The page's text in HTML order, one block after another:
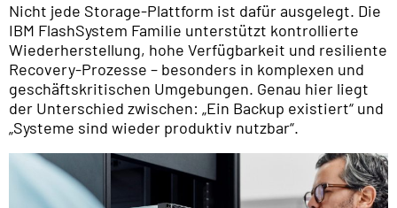
Nicht jede Storage-Plattform ist dafür ausgelegt. Die
IBM FlashSystem Familie unterstützt kontrollierte
Wiederherstellung, hohe Verfügbarkeit und resiliente
Recovery-Prozesse – besonders in komplexen und
geschäftskritischen Umgebungen. Genau hier liegt
der Unterschied zwischen: „Ein Backup existiert“ und
„Systeme sind wieder produktiv nutzbar“.